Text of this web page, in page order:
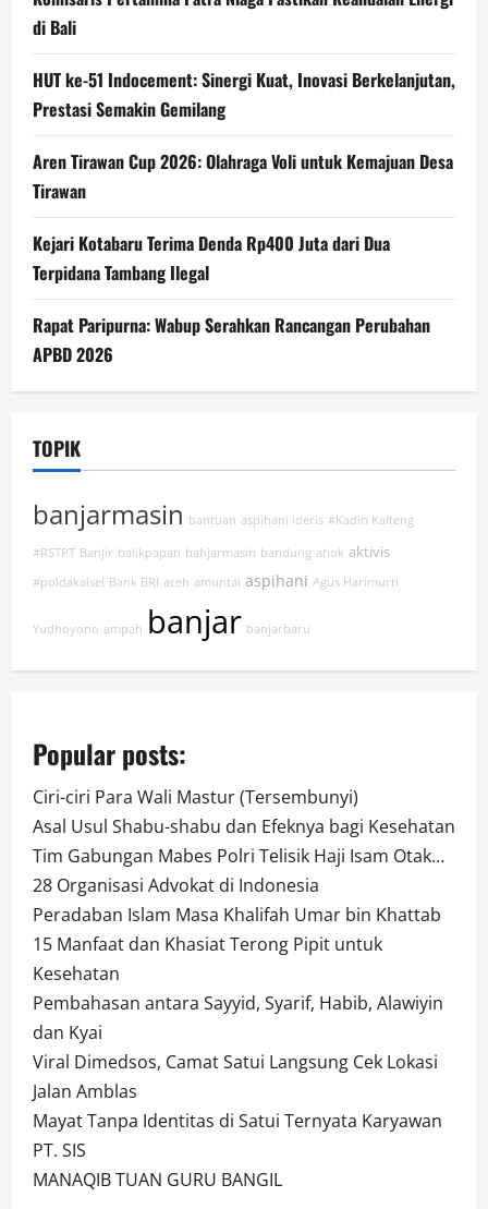
di Bali
HUT ke-51 Indocement: Sinergi Kuat, Inovasi Berkelanjutan,
Prestasi Semakin Gemilang
Aren Tirawan Cup 2026: Olahraga Voli untuk Kemajuan Desa
Tirawan
Kejari Kotabaru Terima Denda Rp400 Juta dari Dua
Terpidana Tambang Ilegal
Rapat Paripurna: Wabup Serahkan Rancangan Perubahan
APBD 2026
TOPIK
banjarmasin bantuan aspihani ideris #Kadin Kalteng
#RSTPT Banjir balikpapan bahjarmasin bandung ahok aktivis
#poldakalsel Bank BRI aceh amuntai aspihani Agus Harimurti
Yudhoyono ampah banjar banjarbaru
Popular posts:
Ciri-ciri Para Wali Mastur (Tersembunyi)
Asal Usul Shabu-shabu dan Efeknya bagi Kesehatan
Tim Gabungan Mabes Polri Telisik Haji Isam Otak…
28 Organisasi Advokat di Indonesia
Peradaban Islam Masa Khalifah Umar bin Khattab
15 Manfaat dan Khasiat Terong Pipit untuk
Kesehatan
Pembahasan antara Sayyid, Syarif, Habib, Alawiyin
dan Kyai
Viral Dimedsos, Camat Satui Langsung Cek Lokasi
Jalan Amblas
Mayat Tanpa Identitas di Satui Ternyata Karyawan
PT. SIS
MANAQIB TUAN GURU BANGIL